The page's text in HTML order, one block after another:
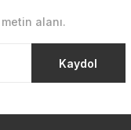
alanı.
Kaydol